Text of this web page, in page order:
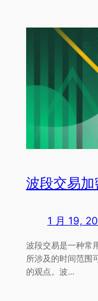
波段交易
1 月 19,
波段交易是一种常
所涉及的时间范围
的观点。波…